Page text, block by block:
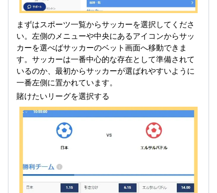
まずはスポーツ一覧からサッカーを選択してくださ
い。左側のメニューや中央にあるアイコンからサッ
カーを選べばサッカーのベット画面へ移動できま
す。サッカーは一番中心的な存在として準備されて
いるのか、最初からサッカーが選ばれやすいように
一番左側に置かれています。
賭けたいリーグを選択する